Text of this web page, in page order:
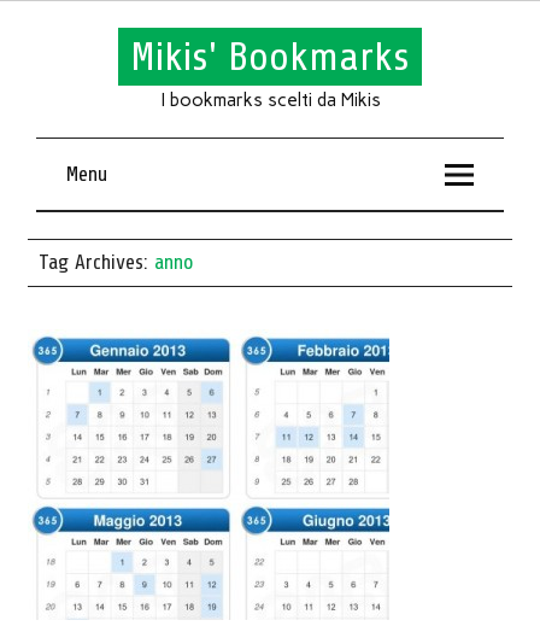
Mikis' Bookmarks
I bookmarks scelti da Mikis
Menu
Tag Archives: anno